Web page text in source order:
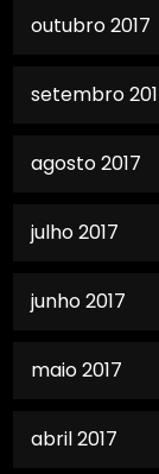
outubro 2017
setembro
agosto 2017
julho 2017
junho 2017
maio 2017
abril 2017